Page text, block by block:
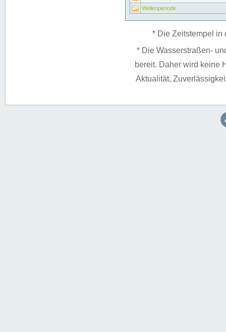
Wellenperiode
* Die Zeitstempel in
* Die Wasserstraßen-
bereit. Daher wird keine
Aktualität,